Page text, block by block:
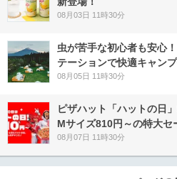
08月03日 11時30分
虫が苦手な初心者も安心
テーションで快適キャン
08月05日 11時30分
ピザハット「ハットの日
Mサイズ810円～の特大セ
08月07日 11時30分